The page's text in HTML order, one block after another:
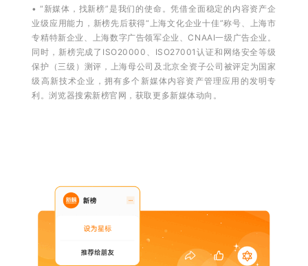
• “新媒体，找新榜”是我们的使命。凭借全面稳定的内容资产企
业级应用能力，新榜先后获得“上海文化企业十佳”称号、上海市
专精特新企业、上海数字广告领军企业、CNAAⅠ一级广告企业。
同时，新榜完成了ISO20000、ISO27001认证和网络安全等级
保护（三级）测评，上海母公司及北京全资子公司被评定为国家
级高新技术企业，拥有多个新媒体内容资产管理应用的发明专
利。浏览器搜索新榜官网，获取更多新媒体动向。